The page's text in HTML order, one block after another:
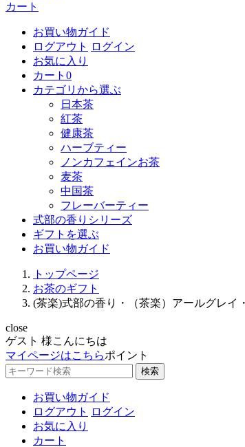
カート
お買い物ガイド
ログアウト
ログイン
お気に入り
カート 0
カテゴリから選ぶ
日本茶
紅茶
健康茶
ハーブティー
ノンカフェインお茶
麦茶
中国茶
フレーバーティー
式部の香りシリーズ
ギフトを選ぶ
お買い物ガイド
トップページ
お茶のギフト
(茶楽)式部の香り・（茶楽）アールグレイ
close
ゲスト 様こんにちは
マイページはこちらポイント
検索
お買い物ガイド
ログアウト
ログイン
お気に入り
カート